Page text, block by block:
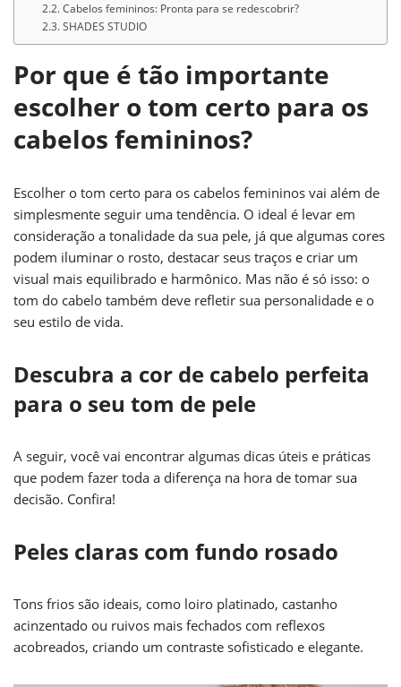
Cabelos femininos: Pronta para se redescobrir?
SHADES STUDIO
Por que é tão importante
escolher o tom certo para os
cabelos femininos?
Escolher o tom certo para os cabelos femininos vai além de
simplesmente seguir uma tendência. O ideal é levar em
consideração a tonalidade da sua pele, já que algumas cores
podem iluminar o rosto, destacar seus traços e criar um
visual mais equilibrado e harmônico. Mas não é só isso: o
tom do cabelo também deve refletir sua personalidade e o
seu estilo de vida.
Descubra a cor de cabelo perfeita
para o seu tom de pele
A seguir, você vai encontrar algumas dicas úteis e práticas
que podem fazer toda a diferença na hora de tomar sua
decisão. Confira!
Peles claras com fundo rosado
Tons frios são ideais, como loiro platinado, castanho
acinzentado ou ruivos mais fechados com reflexos
acobreados, criando um contraste sofisticado e elegante.